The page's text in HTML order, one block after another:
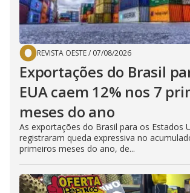
REVISTA OESTE/ 07/08/2026
Exportações do Brasil
EUA caem 12% nos 7
meses do ano
As exportações do Brasil para os Estados
registraram queda expressiva no
primeiros meses do ano, de...